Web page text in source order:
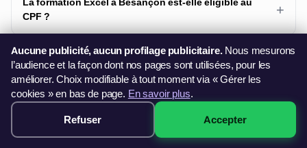
CPF ?
+
Puis-je suivre la formation Excel à distance depuis
Besançon ?
Existe-t-il une certification reconnue à l'issue de la
formation Excel à Besançon ?
299€ · Voir les sessions →
Aucune publicité, aucun profilage publicitaire.Nous mesurons
l’audience et la façon dont nos pages sont utilisées, pour les
améliorer. Choix modifiable à tout moment via « Gérer les
cookies » en bas de page. En savoir plus.
Refuser Accepter